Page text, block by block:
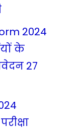
2024
के
27